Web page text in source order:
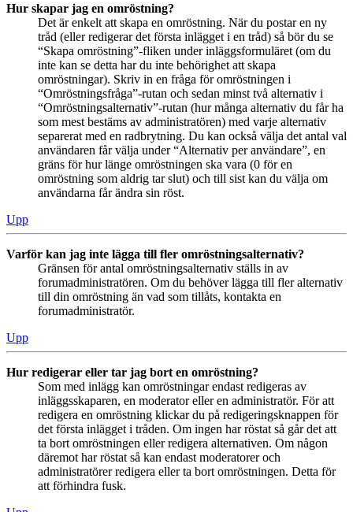
Hur skapar jag en omröstning?
Det är enkelt att skapa en omröstning. När du postar en ny
tråd (eller redigerar det första inlägget i en tråd) så bör du se
“Skapa omröstning”-fliken under inläggsformuläret (om du
inte kan se detta har du inte behörighet att skapa
omröstningar). Skriv in en fråga för omröstningen i
“Omröstningsfråga”-rutan och sedan minst två alternativ i
“Omröstningsalternativ”-rutan (hur många alternativ du får ha
som mest bestäms av administratören) med varje alternativ
separerat med en radbrytning. Du kan också välja det antal val
användaren får välja under “Alternativ per användare”, en
gräns för hur länge omröstningen ska vara (0 för en
omröstning som aldrig tar slut) och till sist kan du välja om
användarna får ändra sin röst.
Upp
Varför kan jag inte lägga till fler omröstningsalternativ?
Gränsen för antal omröstningsalternativ ställs in av
forumadministratören. Om du behöver lägga till fler alternativ
till din omröstning än vad som tillåts, kontakta en
forumadministratör.
Upp
Hur redigerar eller tar jag bort en omröstning?
Som med inlägg kan omröstningar endast redigeras av
inläggsskaparen, en moderator eller en administratör. För att
redigera en omröstning klickar du på redigeringsknappen för
det första inlägget i tråden. Om ingen har röstat så går det att
ta bort omröstningen eller redigera alternativen. Om någon
däremot har röstat så kan endast moderatorer och
administratörer redigera eller ta bort omröstningen. Detta för
att förhindra fusk.